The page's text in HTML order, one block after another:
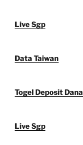
Live Sgp
Data Taiwan
Togel Deposit Dana
Live Sgp